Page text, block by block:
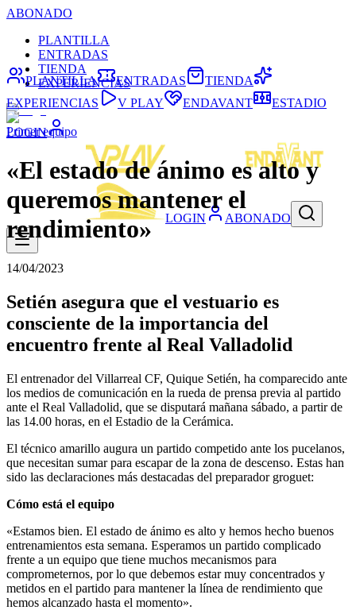
ABONADO
PLANTILLA
ENTRADAS
TIENDA
EXPERIENCIAS
LOGIN
LOGIN ABONADO
PLANTILLA ENTRADAS
TIENDA
EXPERIENCIAS
V PLAY ENDAVANT ESTADIO
Primer equipo
«El estado de ánimo es alto y
queremos mantener el
rendimiento»
14/04/2023
Setién asegura que el vestuario es
consciente de la importancia del
encuentro frente al Real Valladolid
El entrenador del Villarreal CF, Quique Setién, ha comparecido ante
los medios de comunicación en la rueda de prensa previa al partido
ante el Real Valladolid, que se disputará mañana sábado, a partir de
las 14.00 horas, en el Estadio de la Cerámica.
El técnico amarillo augura un partido competido ante los pucelanos,
que necesitan sumar para escapar de la zona de descenso. Estas han
sido las declaraciones más destacadas del preparador groguet:
Cómo está el equipo
«Estamos bien. El estado de ánimo es alto y hemos hecho buenos
entrenamientos esta semana. Esperamos un partido complicado
frente a un equipo que tiene muchos mecanismos para
comprometernos, por lo que debemos estar muy concentrados y
metidos en el partido para mantener la línea de rendimiento que
hemos alcanzado hasta el momento».